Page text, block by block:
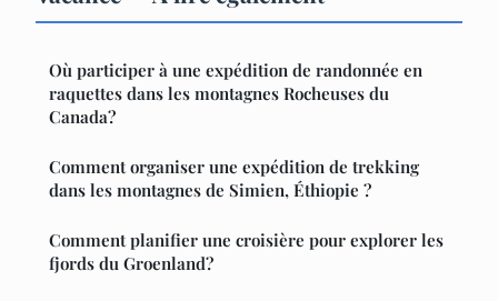
Où participer à une expédition de randonnée en
raquettes dans les montagnes Rocheuses du
Canada?
Comment organiser une expédition de trekking
dans les montagnes de Simien, Éthiopie ?
Comment planifier une croisière pour explorer les
fjords du Groenland?